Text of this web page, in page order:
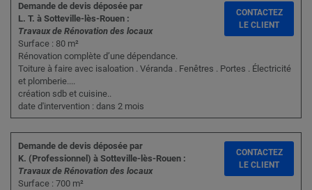
Demande de devis déposée par
L. T. à Sotteville-lès-Rouen :
Travaux de Rénovation des locaux
Surface : 80 m²
Rénovation complète d’une dépendance.
Toiture à faire avec isaloation . Véranda . Fenêtres . Portes . Électricité
et plomberie....
création sdb et cuisine..
date d'intervention : dans 2 mois
CONTACTEZ
LE CLIENT
Demande de devis déposée par
K. (Professionnel) à Sotteville-lès-Rouen :
Travaux de Rénovation des locaux
Surface : 700 m²
CONTACTEZ
LE CLIENT